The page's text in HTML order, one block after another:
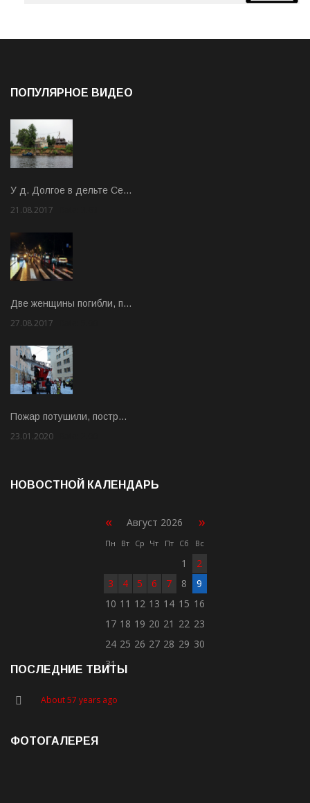
ПОПУЛЯРНОЕ ВИДЕО
У д. Долгое в дельте Се…
21.08.2017
Две женщины погибли, п…
27.08.2017
Пожар потушили, постр…
23.01.2020
НОВОСТНОЙ КАЛЕНДАРЬ
« Август 2026 »
Пн Вт Ср Чт Пт Сб Вс
1
2
3
4 5 6 7 8
9
10 11 12 13 14 15 16
17 18 19 20 21 22 23
24 25 26 27 28 29 30
31
ПОСЛЕДНИЕ ТВИТЫ
About 57 years ago
ФОТОГАЛЕРЕЯ